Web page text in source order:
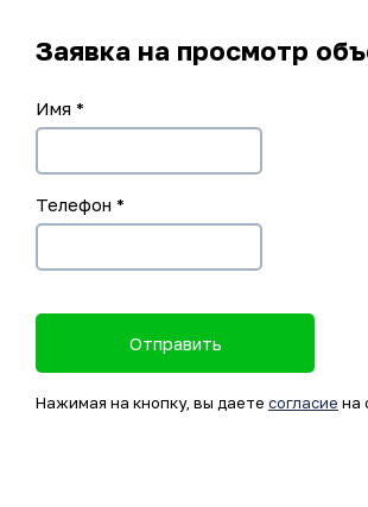
Заявка на просмотр
Имя *
Телефон *
Отправить
Нажимая на кнопку, вы даете согласие на